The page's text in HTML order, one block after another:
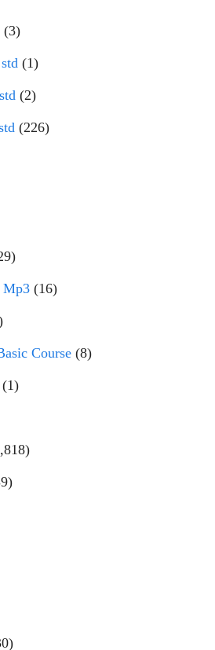
(3)
(1)
(2)
(226)
Mp3 (16)
Course (8)
(1)